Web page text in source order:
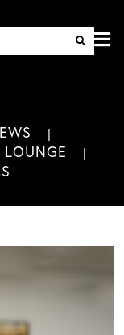
LOUNGE